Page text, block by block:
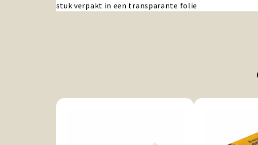
stuk verpakt in een transparante folie